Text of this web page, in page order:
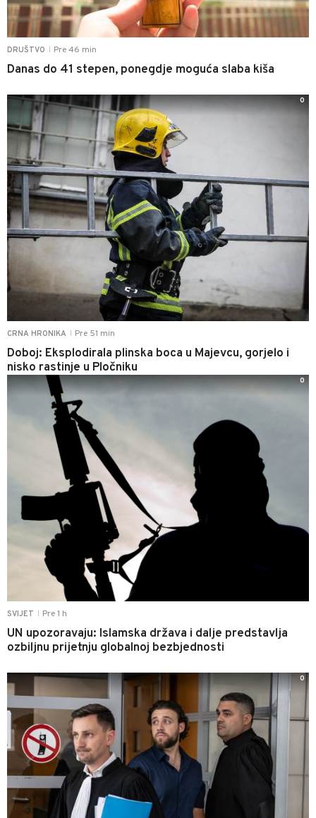
DRUŠTVO Pre 46 min
Danas do 41 stepen, ponegdje moguća slaba kiša
CRNA HRONIKA Pre 51 min
Doboj: Eksplodirala plinska boca u Majevcu, gorjelo i
nisko rastinje u Pločniku
0
SVIJET Pre 1 h
UN upozoravaju: Islamska država i dalje predstavlja
ozbiljnu prijetnju globalnoj bezbjednosti
0
0